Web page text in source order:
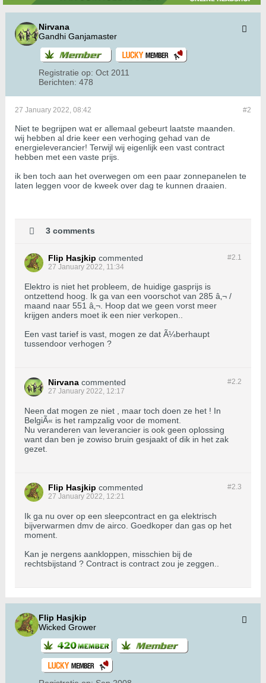
Nirvana
Gandhi Ganjamaster
Registratie op: Oct 2011
Berichten: 478
#2
27 January 2022, 08:42
Niet te begrijpen wat er allemaal gebeurt laatste maanden.
wij hebben al drie keer een verhoging gehad van de
energieleverancier! Terwijl wij eigenlijk een vast contract
hebben met een vaste prijs.
ik ben toch aan het overwegen om een paar zonnepanelen te
laten leggen voor de kweek over dag te kunnen draaien.
3 comments
#2.1
Flip Hasjkip commented
27 January 2022, 11:34
Elektro is niet het probleem, de huidige gasprijs is
ontzettend hoog. Ik ga van een voorschot van 285 â‚¬ /
maand naar 551 â‚¬. Hoop dat we geen vorst meer
krijgen anders moet ik een nier verkopen..
Een vast tarief is vast, mogen ze dat Ã¼berhaupt
tussendoor verhogen ?
#2.2
Nirvana commented
27 January 2022, 12:17
Neen dat mogen ze niet , maar toch doen ze het ! In
BelgiÃ« is het rampzalig voor de moment.
Nu veranderen van leverancier is ook geen oplossing
want dan ben je zowiso bruin gesjaakt of dik in het zak
gezet.
#2.3
Flip Hasjkip commented
27 January 2022, 12:21
Ik ga nu over op een sleepcontract en ga elektrisch
bijverwarmen dmv de airco. Goedkoper dan gas op het
moment.
Kan je nergens aankloppen, misschien bij de
rechtsbijstand ? Contract is contract zou je zeggen..
Flip Hasjkip
Wicked Grower